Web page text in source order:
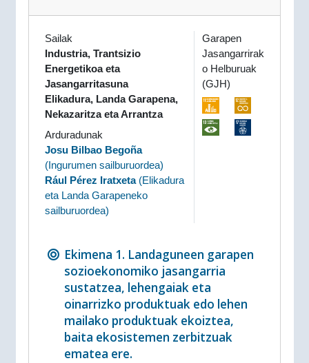
Sailak
Industria, Trantsizio
Energetikoa eta
Jasangarritasuna
Elikadura, Landa Garapena,
Nekazaritza eta Arrantza
Arduradunak
Josu Bilbao Begoña
(Ingurumen sailburuordea)
Rául Pérez Iratxeta(Elikadura
eta Landa Garapeneko
sailburuordea)
Garapen
Jasangarrirak
o Helburuak
(GJH)
Ekimena 1. Landaguneen garapen
sozioekonomiko jasangarria
sustatzea, lehengaiak eta
oinarrizko produktuak edo lehen
mailako produktuak ekoiztea,
baita ekosistemen zerbitzuak
ematea ere.